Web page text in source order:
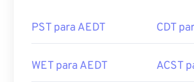
PST para AEDT CDT
WET para AEDT ACST